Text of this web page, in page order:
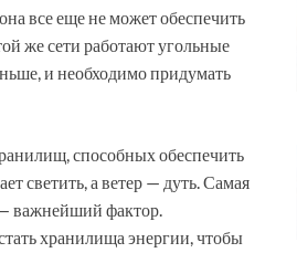
все еще не может обеспечить
же сети работают угольные
и необходимо придумать
способных обеспечить
светить, а ветер — дуть. Самая
— важнейший фактор.
хранилища энергии, чтобы